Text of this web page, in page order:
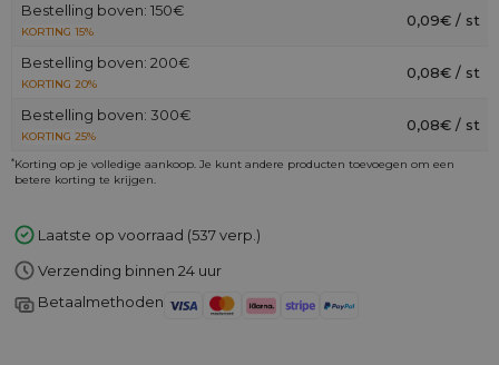
Bestelling boven: 150€
KORTING 15%
0,09€ / st
Bestelling boven: 200€
KORTING 20%
0,08€ / st
Bestelling boven: 300€
KORTING 25%
0,08€ / st
*Korting op je volledige aankoop. Je kunt andere producten toevoegen om een
betere korting te krijgen.
Laatste op voorraad (537 verp.)
Verzending binnen 24 uur
Betaalmethoden